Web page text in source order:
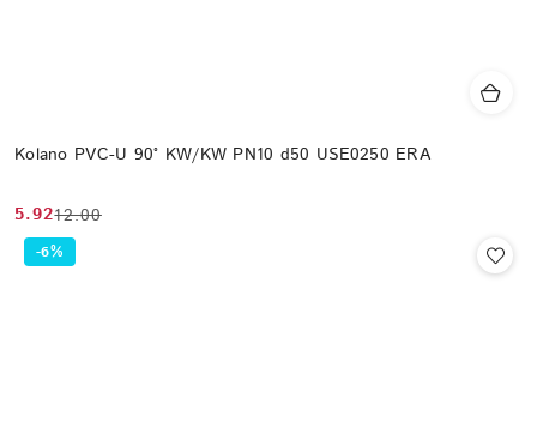
Kolano PVC-U 90° KW/KW PN10 d50 USE0250 ERA
Cena
promocyjna:
5.92
Cena
przed
12.00
-6%